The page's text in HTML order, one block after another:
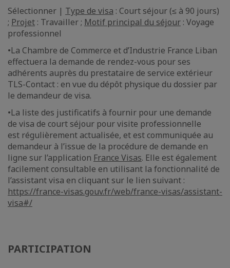
Sélectionner | Type de visa : Court séjour (≤ à 90 jours)
; Projet : Travailler ; Motif principal du séjour : Voyage
professionnel
•La Chambre de Commerce et d’Industrie France Liban
effectuera la demande de rendez-vous pour ses
adhérents auprès du prestataire de service extérieur
TLS-Contact : en vue du dépôt physique du dossier par
le demandeur de visa.
•La liste des justificatifs à fournir pour une demande
de visa de court séjour pour visite professionnelle
est régulièrement actualisée, et est communiquée au
demandeur à l’issue de la procédure de demande en
ligne sur l’application France Visas. Elle est également
facilement consultable en utilisant la fonctionnalité de
l’assistant visa en cliquant sur le lien suivant :
https://france-visas.gouv.fr/web/france-visas/assistant-
visa#/
PARTICIPATION